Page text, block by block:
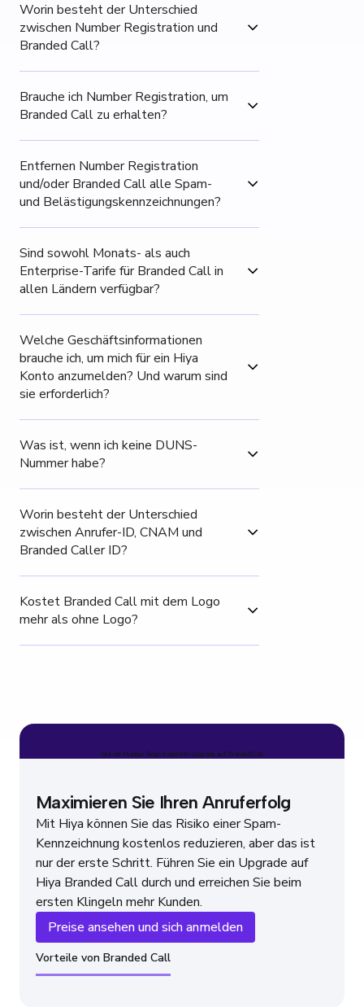
Worin besteht der Unterschied
zwischen Number Registration und
Branded Call?
Brauche ich Number Registration, um
Branded Call zu erhalten?
Entfernen Number Registration
und/oder Branded Call alle Spam-
und Belästigungskennzeichnungen?
Sind sowohl Monats- als auch
Enterprise-Tarife für Branded Call in
allen Ländern verfügbar?
Welche Geschäftsinformationen
brauche ich, um mich für ein Hiya
Konto anzumelden? Und warum sind
sie erforderlich?
Was ist, wenn ich keine DUNS-
Nummer habe?
Worin besteht der Unterschied
zwischen Anrufer-ID, CNAM und
Branded Caller ID?
Kostet Branded Call mit dem Logo
mehr als ohne Logo?
Maximieren Sie Ihren Anruferfolg
Mit Hiya können Sie das Risiko einer Spam-
Kennzeichnung kostenlos reduzieren, aber das ist
nur der erste Schritt. Führen Sie ein Upgrade auf
Hiya Branded Call durch und erreichen Sie beim
ersten Klingeln mehr Kunden.
Preise ansehen und sich anmelden
Vorteile von Branded Call
Nur mit Number RegistrationMit Upgrade auf Branded Call